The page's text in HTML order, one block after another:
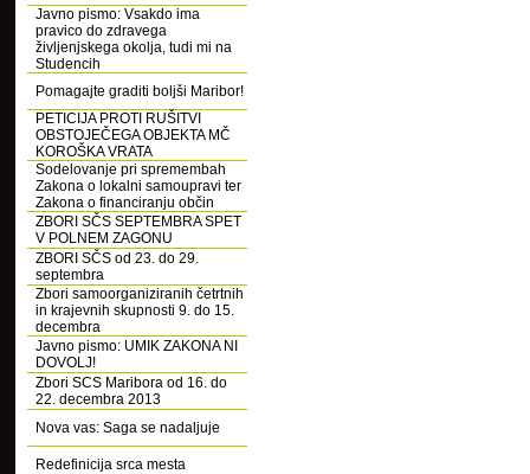
Javno pismo: Vsakdo ima
pravico do zdravega
življenjskega okolja, tudi mi na
Studencih
Pomagajte graditi boljši Maribor!
PETICIJA PROTI RUŠITVI
OBSTOJEČEGA OBJEKTA MČ
KOROŠKA VRATA
Sodelovanje pri spremembah
Zakona o lokalni samoupravi ter
Zakona o financiranju občin
ZBORI SČS SEPTEMBRA SPET
V POLNEM ZAGONU
ZBORI SČS od 23. do 29.
septembra
Zbori samoorganiziranih četrtnih
in krajevnih skupnosti 9. do 15.
decembra
Javno pismo: UMIK ZAKONA NI
DOVOLJ!
Zbori SCS Maribora od 16. do
22. decembra 2013
Nova vas: Saga se nadaljuje
Redefinicija srca mesta